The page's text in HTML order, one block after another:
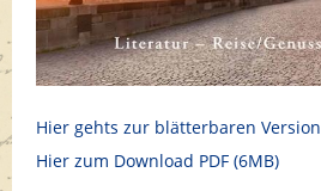
Hier gehts zur blätterbaren Version
Hier zum Download PDF (6MB)